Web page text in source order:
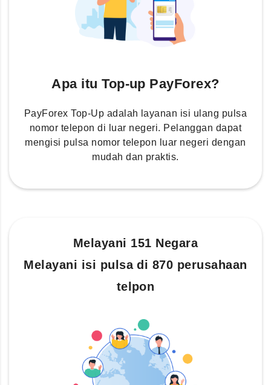
Apa itu Top-up PayForex?
PayForex Top-Up adalah layanan isi ulang pulsa
nomor telepon di luar negeri. Pelanggan dapat
mengisi pulsa nomor telepon luar negeri dengan
mudah dan praktis.
Melayani 151 Negara
Melayani isi pulsa di 870 perusahaan
telpon